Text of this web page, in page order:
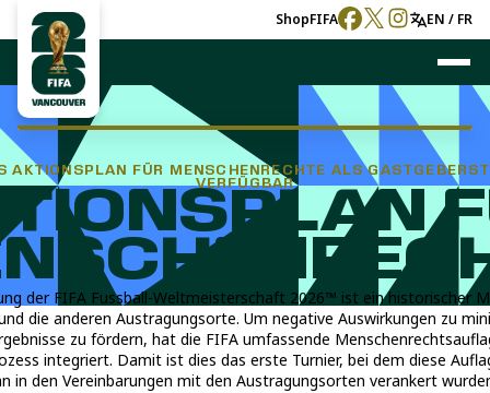
ShopFIFA EN / FR
AKTIONSPLAN FÜR MENSCHENRECHTE ALS
VERFÜGBAR
der FIFA Fussball-Weltmeisterschaft 2026™ ist ein historischer
die anderen Austragungsorte. Um negative Auswirkungen zu
zu fördern, hat die FIFA umfassende
integriert. Damit ist dies das erste Turnier, bei dem diese
in den Vereinbarungen mit den Austragungsorten verankert